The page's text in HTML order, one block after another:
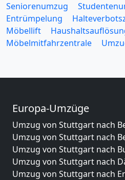
Seniorenumzug
Entrümpelung
Möbellift
Möbelmitfahrzentrale
Europa-Umzüge
Umzug von Stuttgart nach
Umzug von Stuttgart nach
Umzug von Stuttgart nach
Umzug von Stuttgart nach
Umzug von Stuttgart nach